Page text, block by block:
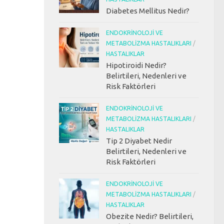
Diabetes Mellitus Nedir?
ENDOKRINOLOJI VE
METABOLIZMA HASTALIKLARI /
HASTALIKLAR
Hipotiroidi Nedir?
Belirtileri, Nedenleri ve
Risk Faktörleri
ENDOKRINOLOJI VE
METABOLIZMA HASTALIKLARI /
HASTALIKLAR
Tip 2 Diyabet Nedir
Belirtileri, Nedenleri ve
Risk Faktörleri
ENDOKRINOLOJI VE
METABOLIZMA HASTALIKLARI /
HASTALIKLAR
Obezite Nedir? Belirtileri,